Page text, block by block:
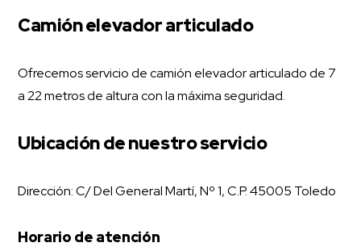
Camión elevador articulado
Ofrecemos servicio de camión elevador articulado de 7
a 22 metros de altura con la máxima seguridad.
Ubicación de nuestro servicio
Dirección: C/ Del General Martí, Nº 1, C.P. 45005 Toledo
Horario de atención